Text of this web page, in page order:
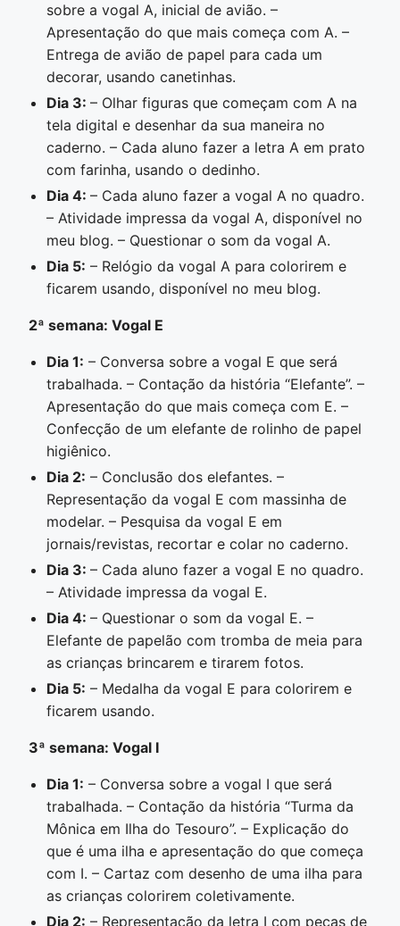
sobre a vogal A, inicial de avião. –
Apresentação do que mais começa com A. –
Entrega de avião de papel para cada um
decorar, usando canetinhas.
Dia 3: – Olhar figuras que começam com A na
tela digital e desenhar da sua maneira no
caderno. – Cada aluno fazer a letra A em prato
com farinha, usando o dedinho.
Dia 4: – Cada aluno fazer a vogal A no quadro.
– Atividade impressa da vogal A, disponível no
meu blog. – Questionar o som da vogal A.
Dia 5: – Relógio da vogal A para colorirem e
ficarem usando, disponível no meu blog.
2ª semana: Vogal E
Dia 1: – Conversa sobre a vogal E que será
trabalhada. – Contação da história “Elefante”. –
Apresentação do que mais começa com E. –
Confecção de um elefante de rolinho de papel
higiênico.
Dia 2: – Conclusão dos elefantes. –
Representação da vogal E com massinha de
modelar. – Pesquisa da vogal E em
jornais/revistas, recortar e colar no caderno.
Dia 3: – Cada aluno fazer a vogal E no quadro.
– Atividade impressa da vogal E.
Dia 4: – Questionar o som da vogal E. –
Elefante de papelão com tromba de meia para
as crianças brincarem e tirarem fotos.
Dia 5: – Medalha da vogal E para colorirem e
ficarem usando.
3ª semana: Vogal I
Dia 1: – Conversa sobre a vogal I que será
trabalhada. – Contação da história “Turma da
Mônica em Ilha do Tesouro”. – Explicação do
que é uma ilha e apresentação do que começa
com I. – Cartaz com desenho de uma ilha para
as crianças colorirem coletivamente.
Dia 2: – Representação da letra I com peças de